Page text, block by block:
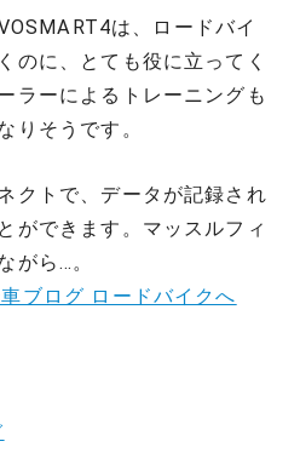
は、ロードバイ
のに、とても役に立ってく
ラーによるトレーニングも
りそうです。
クトで、データが記録され
ができます。マッスルフィ
がら…。